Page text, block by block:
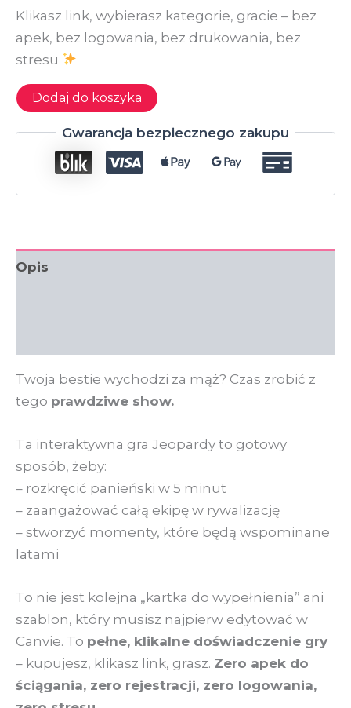
Klikasz link, wybierasz kategorie, gracie – bez
apek, bez logowania, bez drukowania, bez
stresu
ilość
Gra
wieczór
panieński
Jeopardy
|
250
Dodaj do koszyka
Gwarancja bezpiecznego zakupu
Opis
Twoja bestie wychodzi za mąż? Czas zrobić z
tego prawdziwe show.
Ta interaktywna gra Jeopardy to gotowy
sposób, żeby:
– rozkręcić panieński w 5 minut
– zaangażować całą ekipę w rywalizację
– stworzyć momenty, które będą wspominane
latami
To nie jest kolejna „kartka do wypełnienia” ani
szablon, który musisz najpierw edytować w
Canvie. To pełne, klikalne doświadczenie gry
– kupujesz, klikasz link, grasz. Zero apek do
ściągania, zero rejestracji, zero logowania,